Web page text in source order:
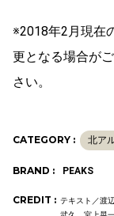
※2018年2月現在
更となる場合が
さい。
CATEGORY : 北ア
BRAND : PEAKS
CREDIT : テキスト／